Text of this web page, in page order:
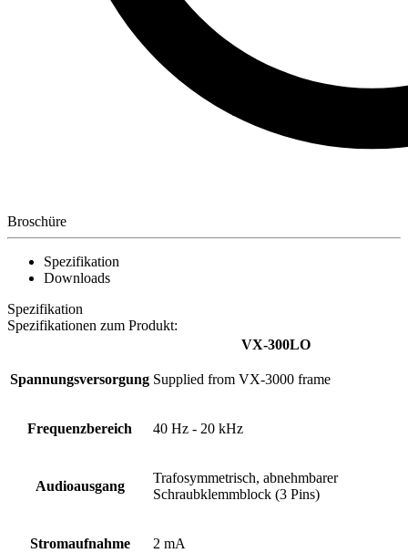
Broschüre
Spezifikation
Downloads
Spezifikation
Spezifikationen zum Produkt:
VX-300LO
Spannungsversorgung Supplied from VX-3000 frame
Frequenzbereich 40 Hz - 20 kHz
Audioausgang
Trafosymmetrisch, abnehmbarer
Schraubklemmblock (3 Pins)
Stromaufnahme 2 mA